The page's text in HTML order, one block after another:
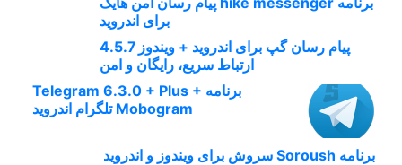
برای اندروید
پیام رسان گپ برای اندروید + ویندوز 4.5.7
ارتباط سریع، رایگان و امن
برنامه Telegram 6.3.0 + Plus +
Mobogram تلگرام اندروید
برنامه Soroush سروش برای ویندوز و اندروید